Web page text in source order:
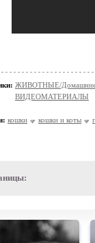
ЖИВОТНЫЕ/Домашние
ВИДЕОМАТЕРИАЛЫ
кошки кошки и коты